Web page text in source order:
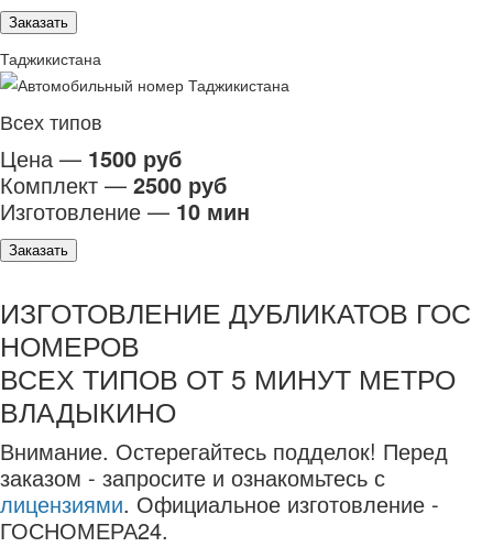
Заказать
Таджикистана
Всех типов
Цена — 1500 руб
Комплект — 2500 руб
Изготовление — 10 мин
Заказать
ИЗГОТОВЛЕНИЕ ДУБЛИКАТОВ ГОС
НОМЕРОВ
ВСЕХ ТИПОВ ОТ 5 МИНУТ МЕТРО
ВЛАДЫКИНО
Внимание. Остерегайтесь подделок! Перед
заказом - запросите и ознакомьтесь с
лицензиями. Официальное изготовление -
ГОСНОМЕРА24.